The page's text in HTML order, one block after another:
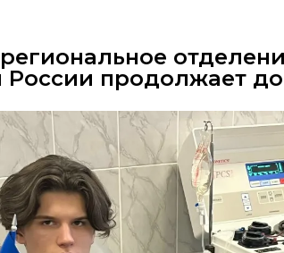
продолжает